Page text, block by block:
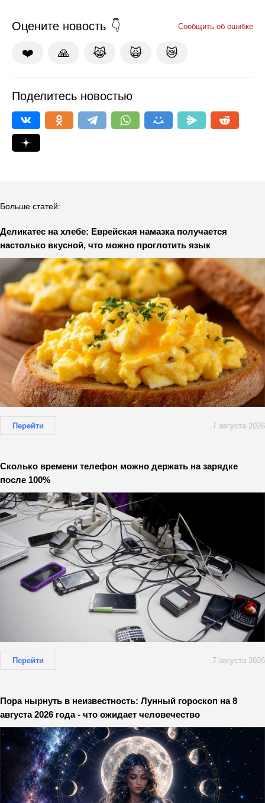
Оцените новость Сообщить об ошибке
❤️ 🙏 😹 🙀 😿
Поделитесь новостью
Больше статей:
Деликатес на хлебе: Еврейская намазка получается
настолько вкусной, что можно проглотить язык
Перейти 7 августа 2026
Сколько времени телефон можно держать на зарядке
после 100%
Перейти 7 августа 2026
Пора нырнуть в неизвестность: Лунный гороскоп на 8
августа 2026 года - что ожидает человечество